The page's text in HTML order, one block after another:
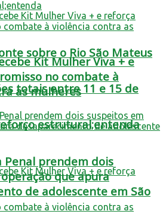
sobre o Rio São Mateus
totais entre 11 e 15 de
estrutural;entenda
Kit Mulher Viva + e
no combate à
as mulheres
Penal prendem dois
que apura
de adolescente em São